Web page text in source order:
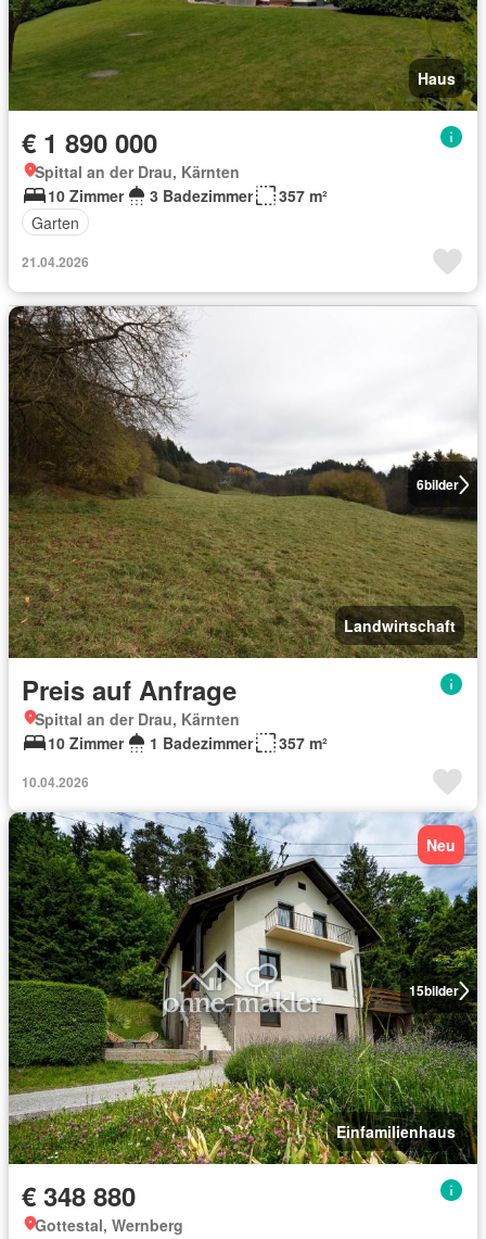
Haus
€ 1 890 000
Spittal an der Drau, Kärnten
10 Zimmer
3 Badezimmer
357 m²
Garten
21.04.2026
6bilder
Landwirtschaft
Preis auf Anfrage
Spittal an der Drau, Kärnten
10 Zimmer
1 Badezimmer 357 m²
10.04.2026
15bilder
Neu
Einfamilienhaus
€ 348 880
Gottestal, Wernberg